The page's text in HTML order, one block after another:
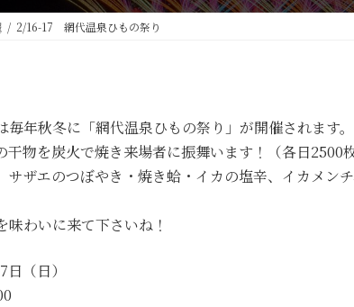
2/16-17 網代温泉ひもの祭り
年秋冬に「網代温泉ひもの祭り」が開催されます。
物を炭火で焼き来場者に振舞います！（各日2500枚
サザエのつぼやき・焼き蛤・イカの塩辛、イカメ
わいに来て下さいね！
（日）